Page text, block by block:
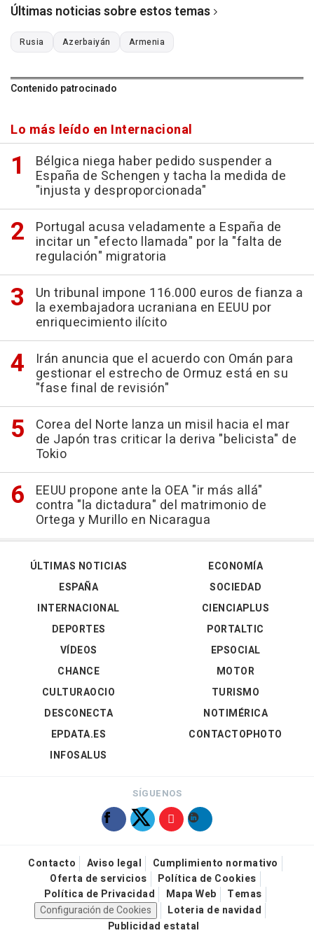
Últimas noticias sobre estos temas
Rusia Azerbaiyán Armenia
Contenido patrocinado
Lo más leído en Internacional
Bélgica niega haber pedido suspender a
España de Schengen y tacha la medida de
"injusta y desproporcionada"
Portugal acusa veladamente a España de
incitar un "efecto llamada" por la "falta de
regulación" migratoria
Un tribunal impone 116.000 euros de fianza a
la exembajadora ucraniana en EEUU por
enriquecimiento ilícito
Irán anuncia que el acuerdo con Omán para
gestionar el estrecho de Ormuz está en su
"fase final de revisión"
Corea del Norte lanza un misil hacia el mar
de Japón tras criticar la deriva "belicista" de
Tokio
EEUU propone ante la OEA "ir más allá"
contra "la dictadura" del matrimonio de
Ortega y Murillo en Nicaragua
ÚLTIMAS NOTICIAS
ESPAÑA
INTERNACIONAL
DEPORTES
VÍDEOS
ECONOMÍA
SOCIEDAD
CIENCIAPLUS
PORTALTIC
EPSOCIAL
CHANCE
CULTURAOCIO
DESCONECTA
EPDATA.ES
INFOSALUS
MOTOR
TURISMO
NOTIMÉRICA
CONTACTOPHOTO
SÍGUENOS
Contacto Aviso legal
Cumplimiento normativo
Oferta de servicios
Política de Cookies
Política de Privacidad
Mapa Web
Temas
Configuración de Cookies
Loteria de navidad
Publicidad estatal